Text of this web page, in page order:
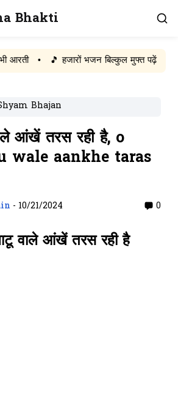
Bhakti
• 🎵 हजारों भजन बिल्कुल मुफ्त पढ़ें
Bhajan
आंखें तरस रही है, o
wale aankhe taras
- 10/21/2024 0
वाले आंखें तरस रही है